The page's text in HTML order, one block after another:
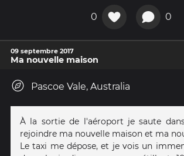
0 0
09 septembre 2017
Ma nouvelle maison
Pascoe Vale, Australia
À la sortie de l'aéroport je saute
rejoindre ma nouvelle maison et ma
Le taxi me dépose, et je vois un